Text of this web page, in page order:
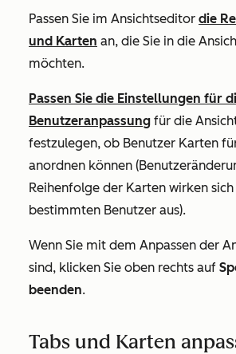
Passen Sie im Ansichtseditor die
und Karten an, die Sie in die
möchten.
Passen Sie die Einstellungen für
Benutzeranpassung für die
festzulegen, ob Benutzer Karten
anordnen können
Reihenfolge der Karten wirken
bestimmten Benutzer aus).
Wenn Sie mit dem Anpassen der
sind, klicken Sie oben rechts auf
beenden.
Tabs und Karten